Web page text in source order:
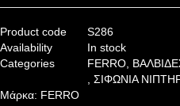
Product code
S286
Availability
In stock
Categories
FERRO,
, ΣΙΦΩΝΙΑ
Μάρκα: FERRO